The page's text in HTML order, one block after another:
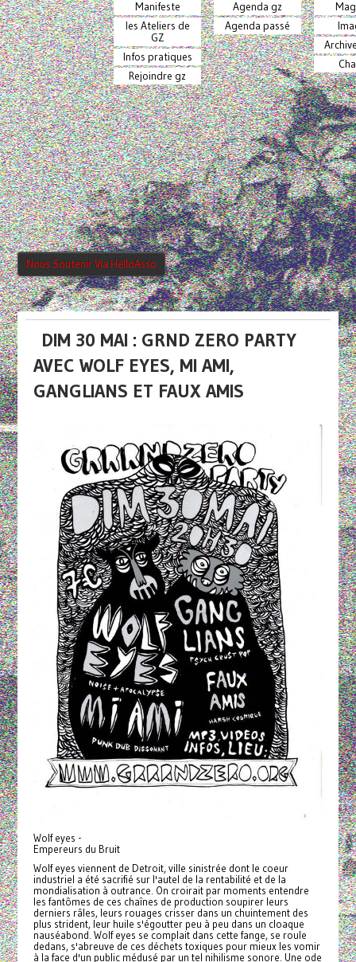
Manifeste
les Ateliers de
GZ
Infos pratiques
Rejoindre gz
Agenda gz
Agenda passé
Nous Soutenir Via HelloAsso
DIM 30 MAI : GRND ZERO PARTY
AVEC WOLF EYES, MI AMI,
GANGLIANS ET FAUX AMIS
Wolf eyes -
Empereurs du Bruit
Wolf eyes viennent de Detroit, ville sinistrée dont le coeur
industriel a été sacrifié sur l'autel de la rentabilité et de la
mondialisation à outrance. On croirait par moments entendre
les fantômes de ces chaînes de production soupirer leurs
derniers râles, leurs rouages crisser dans un chuintement des
plus strident, leur huile s'égoutter peu à peu dans un cloaque
nauséabond. Wolf eyes se complait dans cette fange, se roule
dedans, s'abreuve de ces déchets toxiques pour mieux les vomir
à la face d'un public médusé par un tel nihilisme sonore. Une ode